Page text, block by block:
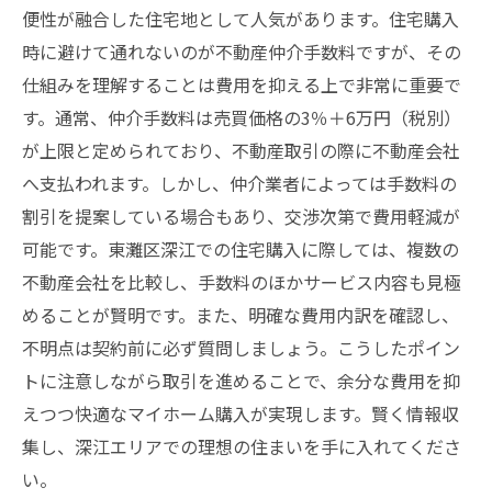
便性が融合した住宅地として人気があります。住宅購入
時に避けて通れないのが不動産仲介手数料ですが、その
仕組みを理解することは費用を抑える上で非常に重要で
す。通常、仲介手数料は売買価格の3％＋6万円（税別）
が上限と定められており、不動産取引の際に不動産会社
へ支払われます。しかし、仲介業者によっては手数料の
割引を提案している場合もあり、交渉次第で費用軽減が
可能です。東灘区深江での住宅購入に際しては、複数の
不動産会社を比較し、手数料のほかサービス内容も見極
めることが賢明です。また、明確な費用内訳を確認し、
不明点は契約前に必ず質問しましょう。こうしたポイン
トに注意しながら取引を進めることで、余分な費用を抑
えつつ快適なマイホーム購入が実現します。賢く情報収
集し、深江エリアでの理想の住まいを手に入れてくださ
い。